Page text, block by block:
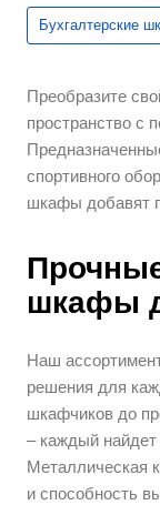
Бухгалтерские
Преобразите
пространство с
спортивного
шкафы добавят
шкафы
Наш
решения для
шкафчиков до
– каждый найдет
Металлическая
и способность